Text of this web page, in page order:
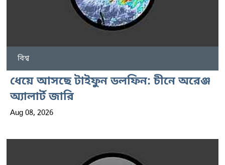
বিশ্ব
ধেয়ে আসছে টাইফুন ডলফিন: চীনে অরেঞ্জ
অ্যালার্ট জারি
Aug 08, 2026